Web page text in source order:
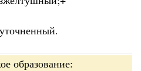
образование: